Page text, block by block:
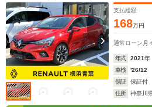
支払総額
168万円
通常ローン 月
年式 2021年
車検
'26/12
保証
保証付
住所
神奈川